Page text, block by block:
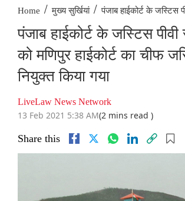
Home / मुख्य सुर्खियां / पंजाब हाईकोर्ट के जस्टिस
पंजाब हाईकोर्ट के जस्टिस
को मणिपुर हाईकोर्ट का चीफ
नियुक्त किया गया
LiveLaw News Network
13 Feb 2021 5:38 AM(2 mins read )
Share this